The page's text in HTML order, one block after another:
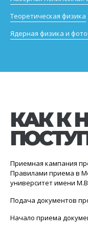
Теоретическая физика
Ядерная физика и
КАК К
Приемная кампания
Правилами приема в
университет имени
Подача документов
Начало приема